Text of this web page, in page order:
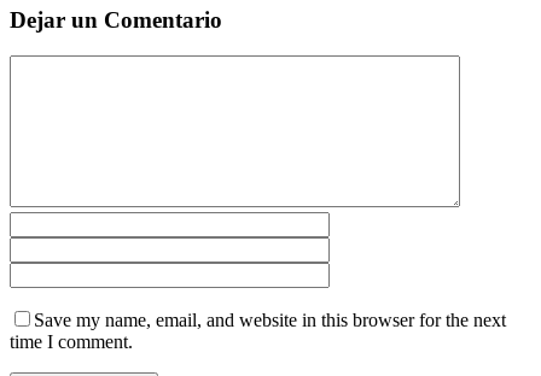
Dejar un Comentario
Save my name, email, and website in this browser for the next
time I comment.